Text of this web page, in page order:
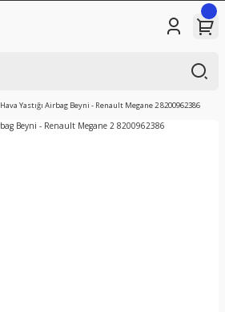
Hava Yastığı Airbag Beyni - Renault Megane 2 8200962386